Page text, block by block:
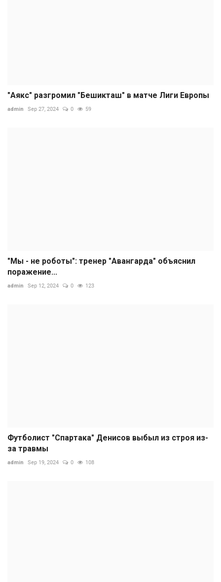
"Аякс" разгромил "Бешикташ" в матче Лиги Европы
admin Sep 27, 2024 0 59
"Мы - не роботы": тренер "Авангарда" объяснил
поражение...
admin Sep 12, 2024 0 123
Футболист "Спартака" Денисов выбыл из строя из-
за травмы
admin Sep 19, 2024 0 108